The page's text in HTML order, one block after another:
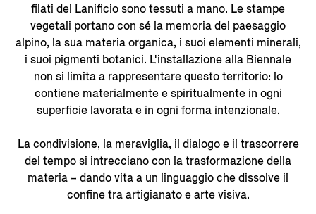
filati del Lanificio sono tessuti a mano. Le stampe
vegetali portano con sé la memoria del paesaggio
alpino, la sua materia organica, i suoi elementi minerali,
i suoi pigmenti botanici. L'installazione alla Biennale
non si limita a rappresentare questo territorio: lo
contiene materialmente e spiritualmente in ogni
superficie lavorata e in ogni forma intenzionale.
La condivisione, la meraviglia, il dialogo e il trascorrere
del tempo si intrecciano con la trasformazione della
materia – dando vita a un linguaggio che dissolve il
confine tra artigianato e arte visiva.